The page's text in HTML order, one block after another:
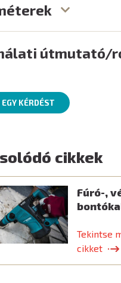
útmutató/
EGY KÉRDÉST
cikkek
Fúró-,
Tekintse
cikket